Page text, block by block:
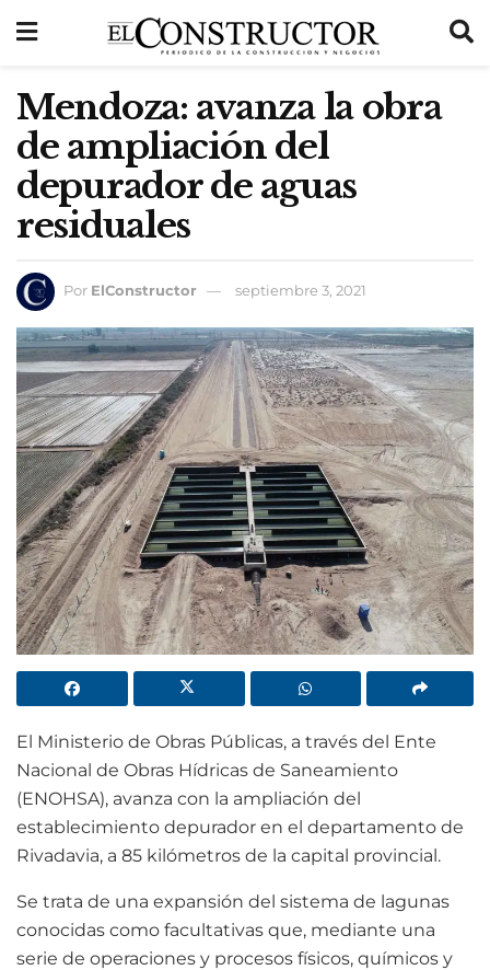
Mendoza: avanza la obra
de ampliación del
depurador de aguas
residuales
Por ElConstructor septiembre 3, 2021
El Ministerio de Obras Públicas, a través del Ente
Nacional de Obras Hídricas de Saneamiento
(ENOHSA), avanza con la ampliación del
establecimiento depurador en el departamento de
Rivadavia, a 85 kilómetros de la capital provincial.
Se trata de una expansión del sistema de lagunas
conocidas como facultativas que, mediante una
serie de operaciones y procesos físicos, químicos y